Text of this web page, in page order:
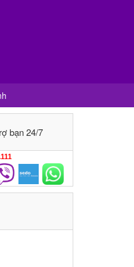
bạn 24/7